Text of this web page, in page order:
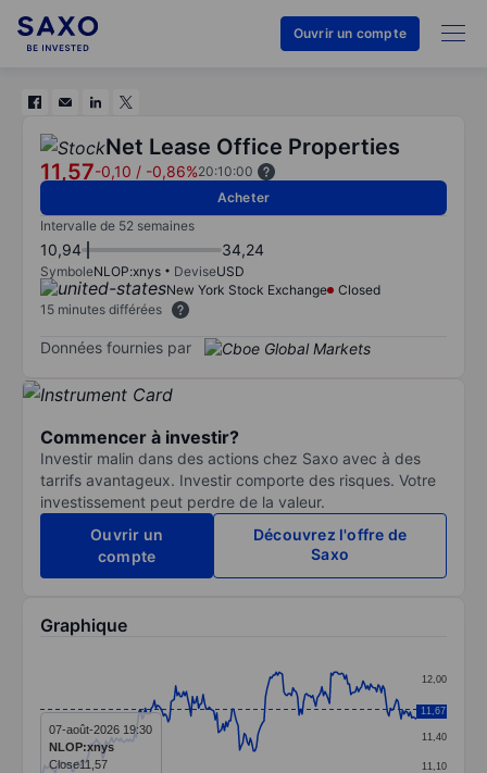
Ouvrir un compte
Net Lease Office Properties
11,57-0,10 / -0,86%20:10:00
Acheter
Intervalle de 52 semaines
10,94 34,24
SymboleNLOP:xnys DeviseUSD
New York Stock Exchange
Closed
15 minutes différées
Données fournies par
Commencer à investir?
Investir malin dans des actions chez Saxo avec à des
tarrifs avantageux. Investir comporte des risques. Votre
investissement peut perdre de la valeur.
Ouvrir un
compte
Découvrez l'offre de
Saxo
Graphique
Line chart with 248 data points.
The chart has 1 X axis displaying categories.
The chart has 1 Y axis displaying values. Data 11,10
11,40
11,70
12,00
11,67
07-août-2026 19:30
NLOP:xnys
Close11,57